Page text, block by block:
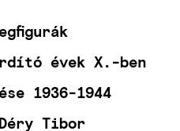
évek X.-ben
1936-1944
Déry Tibor